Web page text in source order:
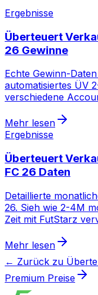
Ergebnisse
Überteuert
26 Gewinne
Echte Gewinn-
automatisiertes ÜV
verschiedene
Mehr lesen
Ergebnisse
Überteuert
FC 26 Daten
Detaillierte
26. Sieh wie 2-4M
Zeit mit FutStarz
Mehr lesen
← Zurück zu
Premium Preise